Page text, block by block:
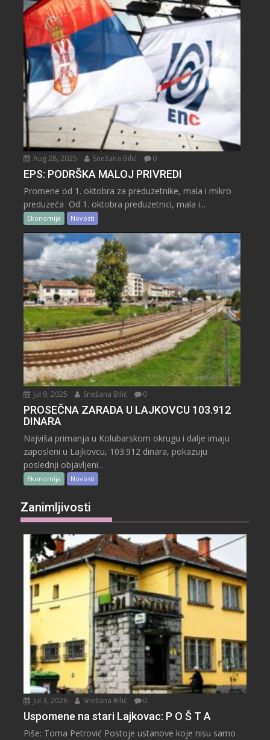
Aug 28, 2025 Snežana Bilić 0
EPS: PODRŠKA MALOJ PRIVREDI
Promene od 1. oktobra za preduzetnike, mala i mikro
preduzeća Od 1. oktobra preduzetnici, mala i...
Ekonomija Novosti
Jul 9, 2025 Snežana Bilić 0
PROSEČNA ZARADA U LAJKOVCU 103.912
DINARA
Najviša primanja u Kolubarskom okrugu i dalje imaju
zaposleni u Lajkovcu, 103.912 dinara, pokazuju
poslednji objavljeni...
Ekonomija Novosti
Zanimljivosti
Jul 3, 2026 Snežana Bilić 0
Uspomene na stari Lajkovac: P O Š T A
Piše: Toma Petrović Postoje ustanove koje nisu samo